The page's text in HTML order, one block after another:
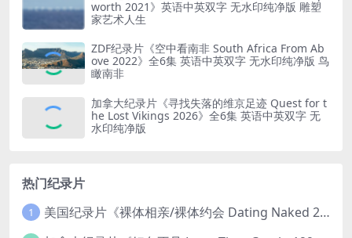
worth 2021》英语中英双字 无水印纯净版 雕塑
家艺术人生
ZDF纪录片《空中看南非 South Africa From Ab
ove 2022》全6集 英语中英双字 无水印纯净版 鸟
瞰南非
加拿大纪录片《寻找失落的维京足迹 Quest for t
he Lost Vikings 2026》全6集 英语中英双字 无
水印纯净版
热门纪录片
1 美国纪录片《裸体相亲/裸体约会 Dating Naked 2014-2016》第1-3季全33集 英语中英双字 无水印纯净版 1080P/MKV/85.6G 裸体相亲真人秀